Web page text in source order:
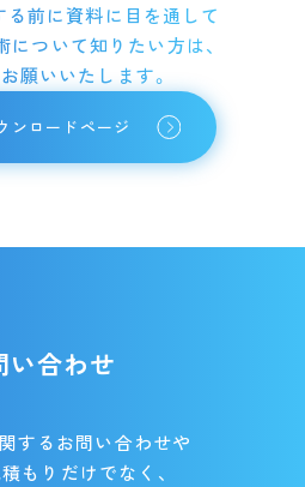
前に資料に目を通して
について知りたい方は、
願いいたします。
ンロードページ
い合わせ
するお問い合わせや
もりだけでなく、